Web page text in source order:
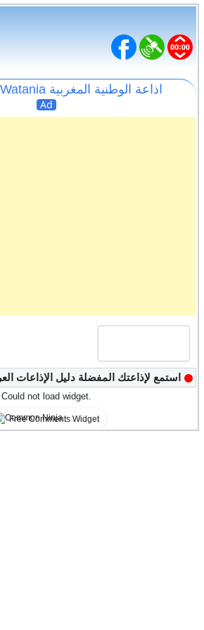
اذاعة الوطنية المغربية Al Watania بث مباشر
Ad
استمع لإذاعتك المفضلة دليل الإذاعات
Could not load widget.
Free Comments Widget